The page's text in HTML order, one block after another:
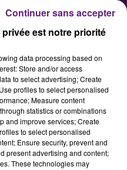
leurs
de Christophe
est notre priorité
data processing based on
Store and/or access
to select advertising; Create
profiles to select personalised
Measure content
statistics or combinations
and improve services; Create
to select personalised
Ensure security, prevent and
present advertising and content;
These technologies may
Continuer sans accepter